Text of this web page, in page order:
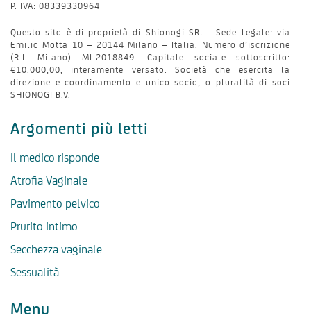
P. IVA: 08339330964
Questo sito è di proprietà di Shionogi SRL - Sede Legale: via
Emilio Motta 10 – 20144 Milano – Italia. Numero d’iscrizione
(R.I. Milano) MI-2018849. Capitale sociale sottoscritto:
€10.000,00, interamente versato. Società che esercita la
direzione e coordinamento e unico socio, o pluralità di soci
SHIONOGI B.V.
Argomenti più letti
Il medico risponde
Atrofia Vaginale
Pavimento pelvico
Prurito intimo
Secchezza vaginale
Sessualità
Menu